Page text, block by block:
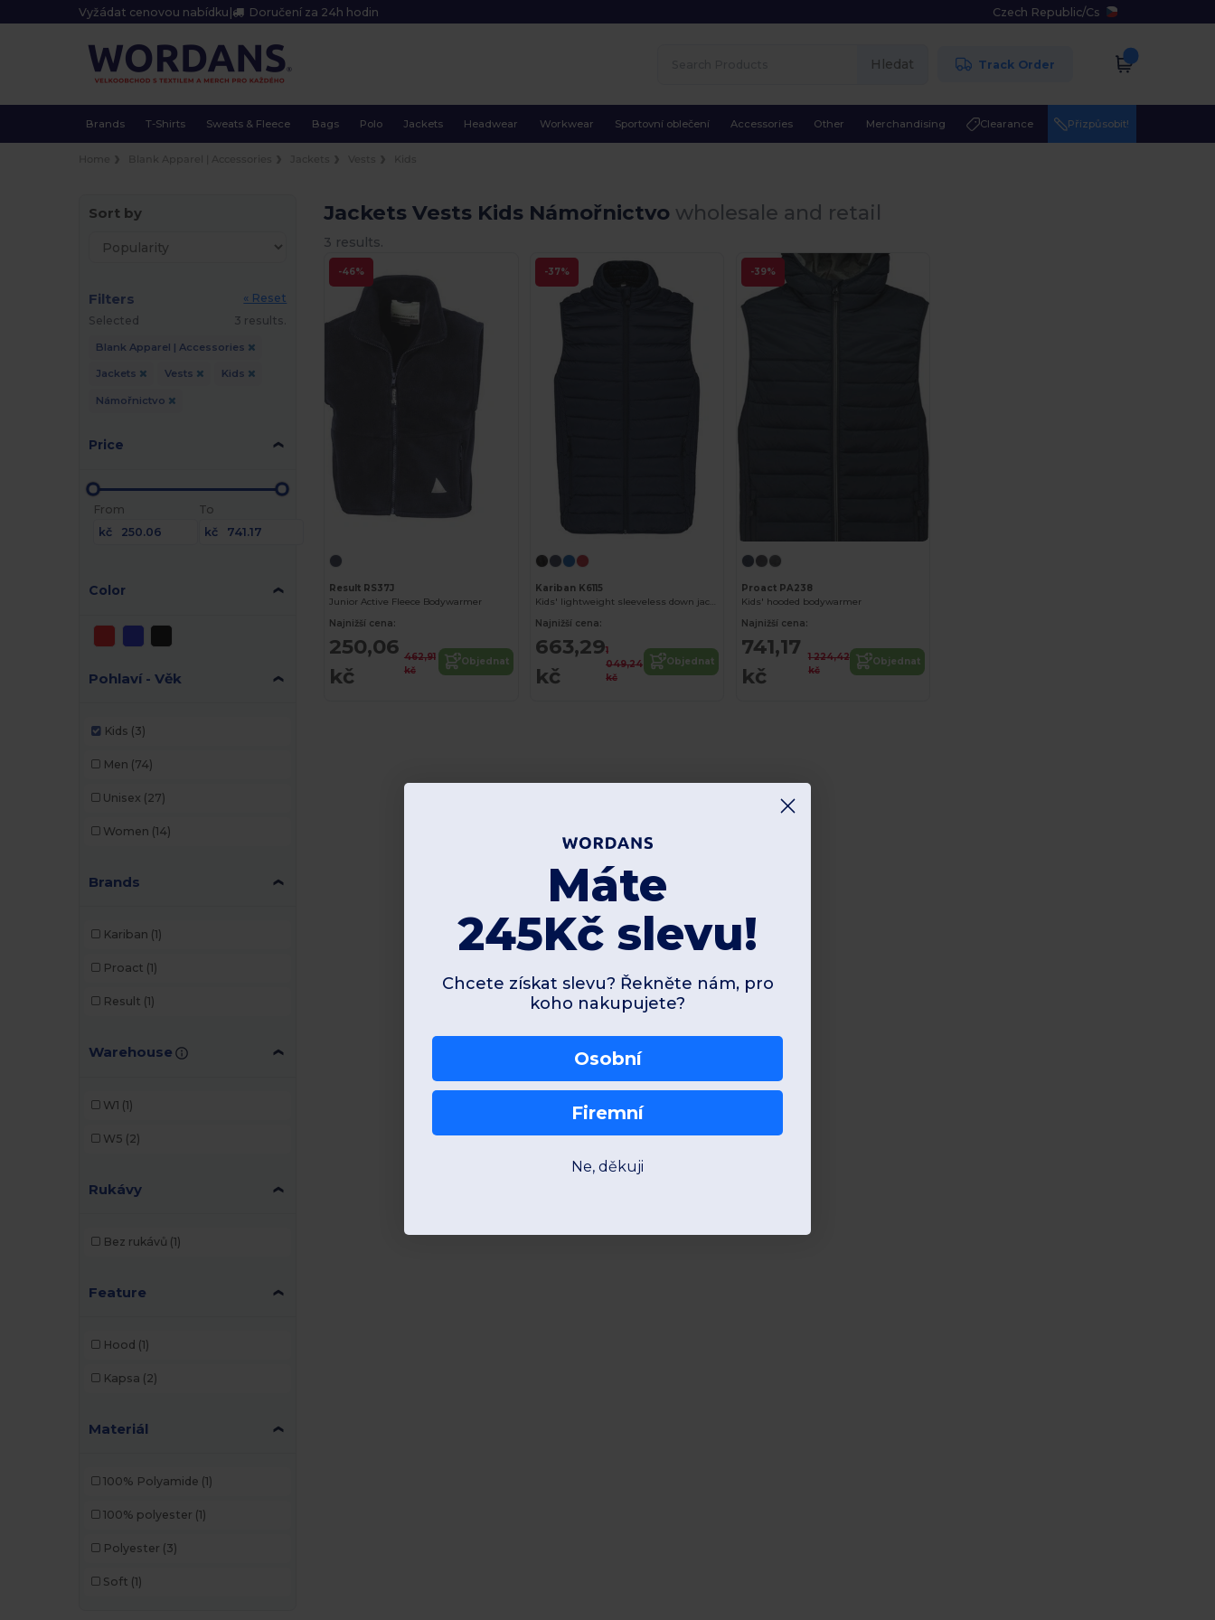
Vyžádat cenovou nabídku | Doručení za 24h hodin Czech Republic/Cs
Hledat Track Order
Brands T-Shirts Sweats & Fleece Bags Polo Jackets Headwear Workwear Sportovní oblečení Accessories Other Merchandising Clearance Přizpůsobit!
Sort by
Filters
« Reset
Selected
3 results.
Blank Apparel | Accessories
Jackets Vests Kids
Námořnictvo
Price
From
kč
To
kč
Color
Pohlaví - Věk
Kids (3)
Men (74)
Unisex (27)
Women (14)
Brands
Kariban (1)
Proact (1)
Result (1)
Warehouse
W1 (1)
W5 (2)
Rukávy
Bez rukávů (1)
Feature
Hood (1)
Kapsa (2)
Materiál
100% Polyamide (1)
100% polyester (1)
Polyester (3)
Soft (1)
Jackets Vests Kids Námořnictvo wholesale and retail
3 results.
-46%
Result RS37J
Junior Active Fleece Bodywarmer
Najnižší cena:
250,06
kč
462,91
kč
Objednat
-37%
Kariban K6115
Kids' lightweight sleeveless down jacket
Najnižší cena:
663,29
kč
1
049,24
kč
Objednat
-39%
Proact PA238
Kids' hooded bodywarmer
Najnižší cena:
741,17
kč
1 224,42
kč
Objednat
Máte
245Kč slevu!
Chcete získat slevu? Řekněte nám, pro
koho nakupujete?
Osobní
Firemní
Ne, děkuji